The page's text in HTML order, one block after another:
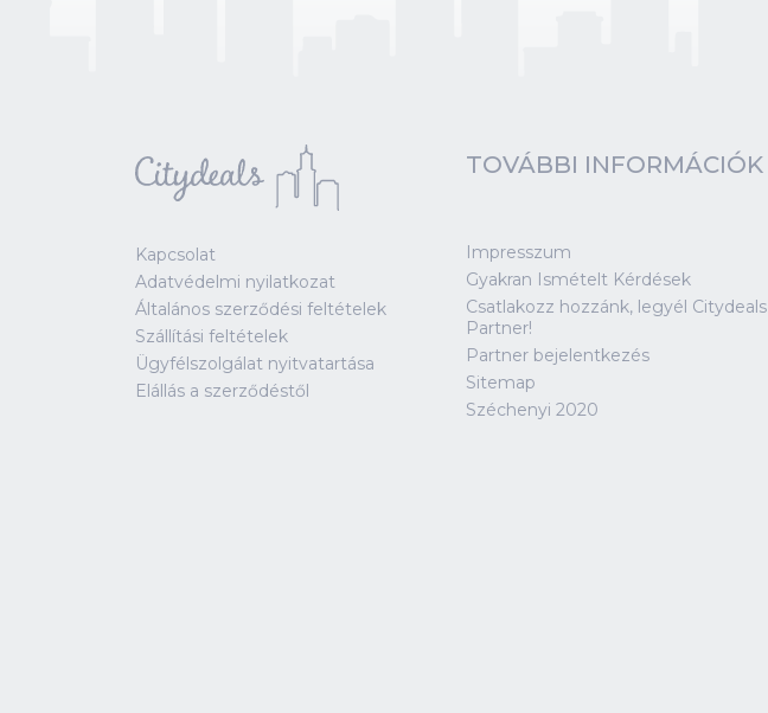
Kapcsolat
Adatvédelmi nyilatkozat
Általános szerződési feltételek
Szállítási feltételek
Ügyfélszolgálat nyitvatartása
Elállás a szerződéstől
TOVÁBBI INFORMÁCIÓK
Impresszum
Gyakran Ismételt Kérdések
Csatlakozz hozzánk, legyél Citydeals
Partner!
Partner bejelentkezés
Sitemap
Széchenyi 2020